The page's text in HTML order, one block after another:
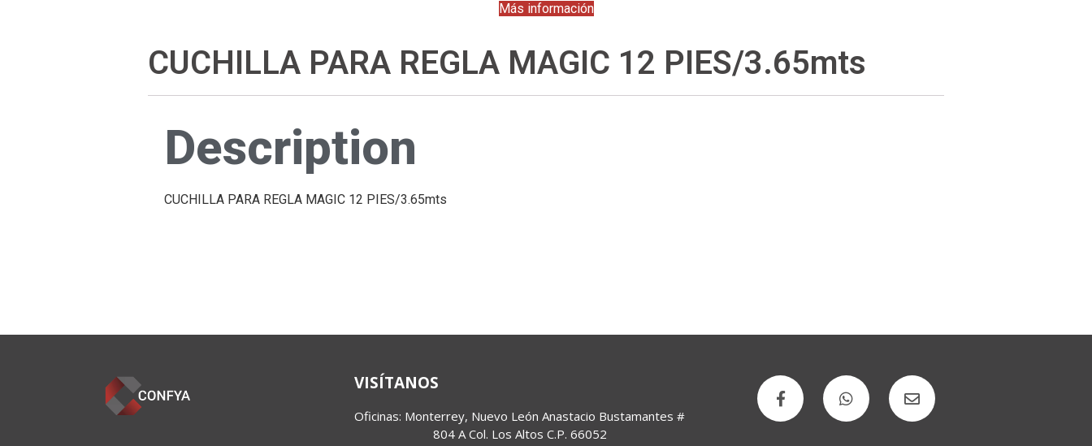
Más información
CUCHILLA PARA REGLA MAGIC 12 PIES/3.65mts
Description
CUCHILLA PARA REGLA MAGIC 12 PIES/3.65mts
VISÍTANOS
Oficinas: Monterrey, Nuevo León Anastacio Bustamantes #
804 A Col. Los Altos C.P. 66052